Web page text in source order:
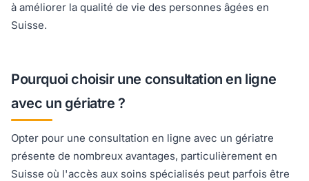
à améliorer la qualité de vie des personnes âgées en
Suisse.
Pourquoi choisir une consultation en ligne
avec un gériatre ?
Opter pour une consultation en ligne avec un gériatre
présente de nombreux avantages, particulièrement en
Suisse où l'accès aux soins spécialisés peut parfois être